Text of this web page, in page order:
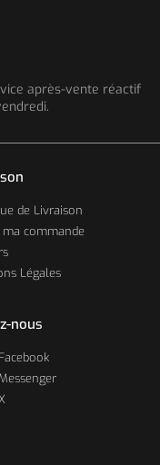
après-vente réactif
de Livraison
ma commande
Légales
nous
Facebook